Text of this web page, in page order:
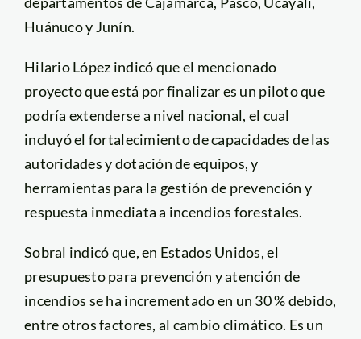
Huánuco y Junín.
Hilario López indicó que el mencionado
proyecto que está por finalizar es un piloto que
podría extenderse a nivel nacional, el cual
incluyó el fortalecimiento de capacidades de las
autoridades y dotación de equipos, y
herramientas para la gestión de prevención y
respuesta inmediata a incendios forestales.
Sobral indicó que, en Estados Unidos, el
presupuesto para prevención y atención de
incendios se ha incrementado en un 30 % debido,
entre otros factores, al cambio climático. Es un